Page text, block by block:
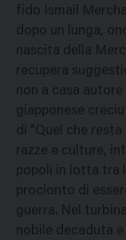
fido Ismail
dopo un lunga,
nascita della
recupera
non a casa
giapponese
di "Quel che
razze e culture,
popoli in lotta tra
procionto di
guerra. Nel
nobile decaduta